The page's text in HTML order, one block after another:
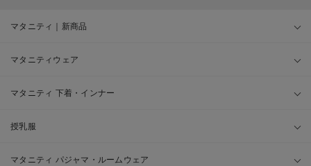
マタニティ｜新商品
マタニティウェア
マタニティ 下着・インナー
授乳服
マタニティ パジャマ・ルームウェア